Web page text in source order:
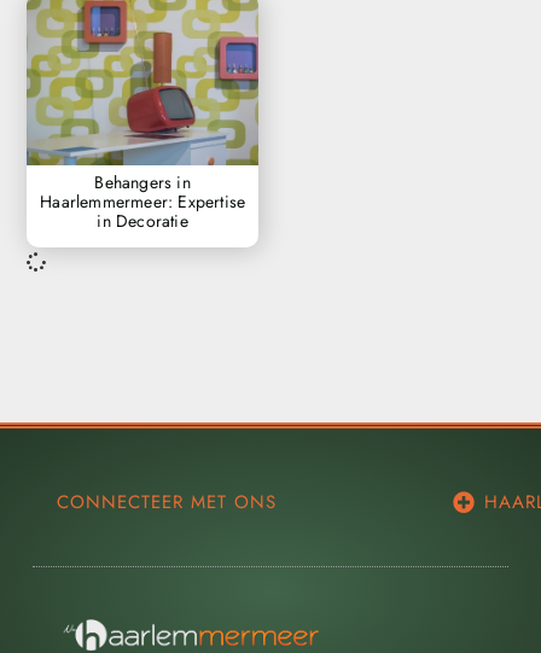
Behangers in
Haarlemmermeer: Expertise
in Decoratie
CONNECTEER MET ONS